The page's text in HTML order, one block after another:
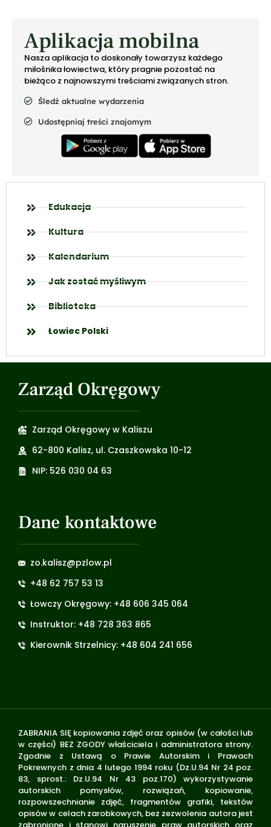
Aplikacja mobilna
Nasza aplikacja to doskonały towarzysz każdego
miłośnika łowiectwa, który pragnie pozostać na
bieżąco z najnowszymi treściami związanych stron.
Śledź aktualne wydarzenia
Udostępniaj treści znajomym
Edukacja
Kultura
Kalendarium
Jak zostać myśliwym
Biblioteka
Łowiec Polski
Zarząd Okręgowy
Zarząd Okręgowy w Kaliszu
62-800 Kalisz, ul. Czaszkowska 10-12
NIP: 526 030 04 63
Dane kontaktowe
zo.kalisz@pzlow.pl
+48 62 757 53 13
Łowczy Okręgowy: +48 606 345 064
Instruktor: +48 728 363 865
Kierownik Strzelnicy: +48 604 241 656
ZABRANIA SIĘ kopiowania zdjęć oraz opisów (w całości lub
w części) BEZ ZGODY właściciela i administratora strony.
Zgodnie z Ustawą o Prawie Autorskim i Prawach
Pokrewnych z dnia 4 lutego 1994 roku (Dz.U.94 Nr 24 poz.
83, sprost.: Dz.U.94 Nr 43 poz.170) wykorzystywanie
autorskich pomysłów, rozwiązań, kopiowanie,
rozpowszechnianie zdjęć, fragmentów grafiki, tekstów
opisów w celach zarobkowych, bez zezwolenia autora jest